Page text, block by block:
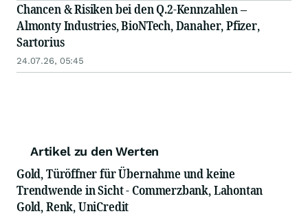
Chancen & Risiken bei den Q.2-Kennzahlen –
Almonty Industries, BioNTech, Danaher, Pfizer,
Sartorius
24.07.26, 05:45
Artikel zu den Werten
Gold, Türöffner für Übernahme und keine
Trendwende in Sicht - Commerzbank, Lahontan
Gold, Renk, UniCredit